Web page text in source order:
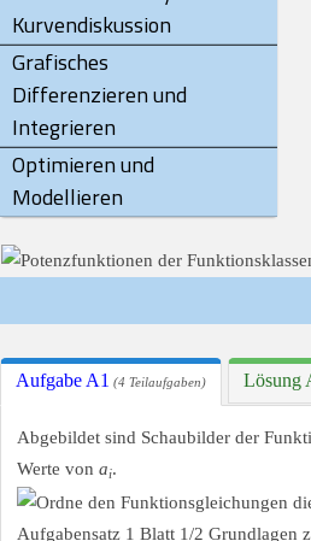
Kurvendiskussion
Grafisches
Differenzieren und
Integrieren
Optimieren und
Modellieren
Aufgabe A1 (4 Teilaufgaben) Lösung
Abgebildet sind Schaubilder der
Werte von ai.